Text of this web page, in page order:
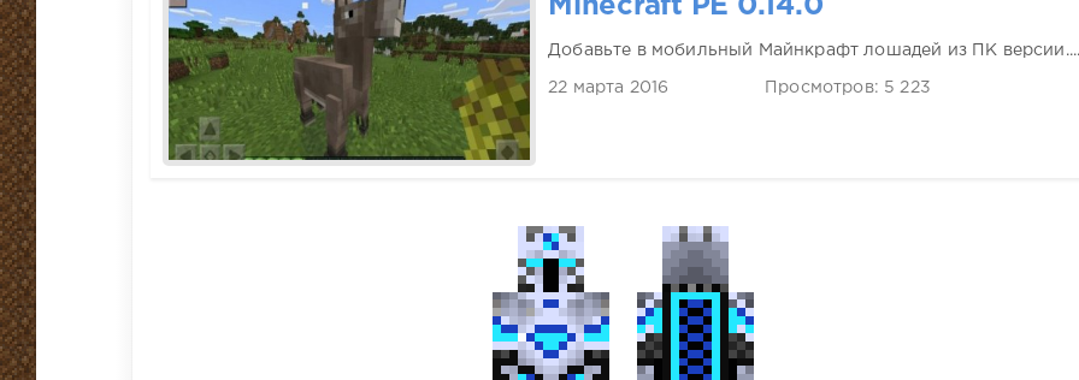
Minecraft PE 0.14.0
Добавьте в мобильный Майнкрафт лошадей из ПК
22 марта 2016 Просмотров: 5 223